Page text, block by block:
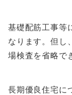
基礎配筋工事等
なります。但し
場検査を省略で
長期優良住宅に